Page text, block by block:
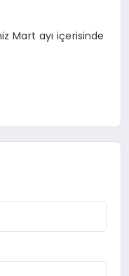
Mart ayı içerisinde